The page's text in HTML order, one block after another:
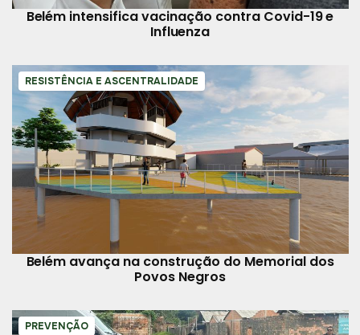
Belém intensifica vacinação contra Covid-19 e
Influenza
RESISTÊNCIA E ASCENTRALIDADE
Belém avança na construção do Memorial dos
Povos Negros
PREVENÇÃO